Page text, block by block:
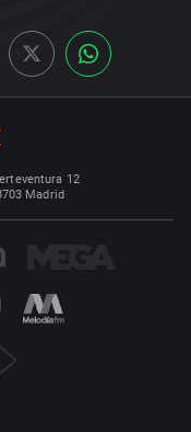
12
Madrid